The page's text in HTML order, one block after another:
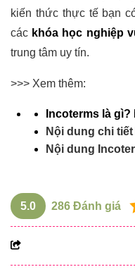
kiến thức thực tế bạn
các khóa học nghiệp
trung tâm uy tín.
>>> Xem thêm:
Incoterms là
Nội dung chi
Nội dung
5.0 286 Đánh giá